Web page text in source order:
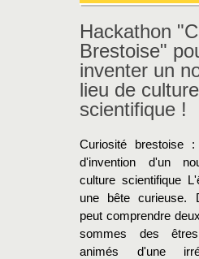
Hackathon
Brestoise"
inventer un
lieu de culture
scientifique !
Curiosité brestoise
d'invention d'un
culture scientifique
une bête curieuse.
peut comprendre
sommes des
animés d'une